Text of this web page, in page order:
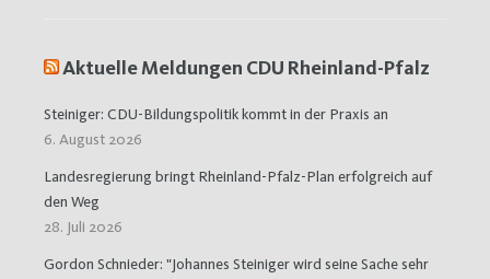
Aktuelle Meldungen CDU Rheinland-Pfalz
Steiniger: CDU-Bildungspolitik kommt in der Praxis an
6. August 2026
Landesregierung bringt Rheinland-Pfalz-Plan erfolgreich auf
den Weg
28. Juli 2026
Gordon Schnieder: "Johannes Steiniger wird seine Sache sehr